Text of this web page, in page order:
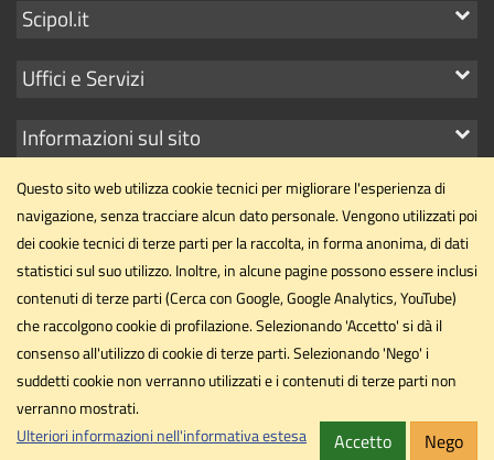
link
Mostra
link
Scipol.it
Mostra
link
Uffici e Servizi
Mostra
link
Informazioni sul sito
Dipartimento di Scienze Politiche
Università degli Studi di Perugia
Via Pascoli, 20 - 06123 - Perugia
Email
dipartimento.scipol@unipg.it
PECdipartimento.scipol@cert.unipg.it
Privacy
Cookie Note legali Accessibilità
Questo sito web utilizza cookie tecnici per migliorare l'esperienza di
navigazione, senza tracciare alcun dato personale. Vengono utilizzati poi
dei cookie tecnici di terze parti per la raccolta, in forma anonima, di dati
statistici sul suo utilizzo. Inoltre, in alcune pagine possono essere inclusi
contenuti di terze parti (Cerca con Google, Google Analytics, YouTube)
che raccolgono cookie di profilazione. Selezionando 'Accetto' si dà il
consenso all'utilizzo di cookie di terze parti. Selezionando 'Nego' i
suddetti cookie non verranno utilizzati e i contenuti di terze parti non
verranno mostrati.
Ulteriori informazioni nell'informativa estesa
Accetto Nego